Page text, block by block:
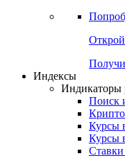
Индексы
Индикаторы
Поиск
Курсы
Курсы